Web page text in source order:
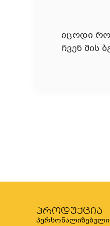
იცოდი
ჩვენ მის
პროდუქცია
პერსონალიზებული